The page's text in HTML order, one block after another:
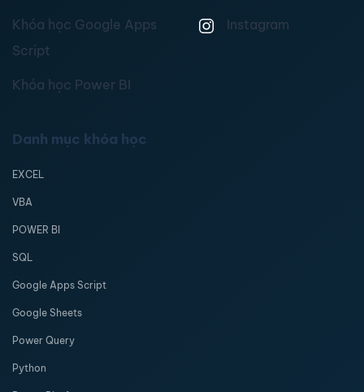
Khóa học Google Apps
Script
Khóa học Power BI
Instagram
Danh mục khóa học
EXCEL
VBA
POWER BI
SQL
Google Apps Script
Google Sheets
Power Query
Python